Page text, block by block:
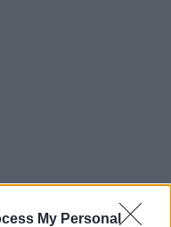
My Personal